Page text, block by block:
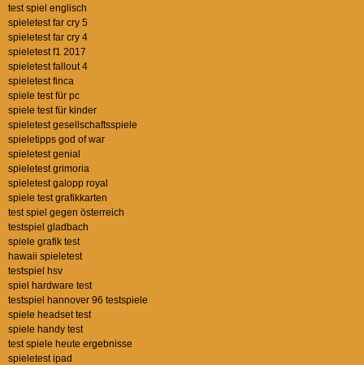
test spiel englisch
spieletest far cry 5
spieletest far cry 4
spieletest f1 2017
spieletest fallout 4
spieletest finca
spiele test für pc
spiele test für kinder
spieletest gesellschaftsspiele
spieletipps god of war
spieletest genial
spieletest grimoria
spieletest galopp royal
spiele test grafikkarten
test spiel gegen österreich
testspiel gladbach
spiele grafik test
hawaii spieletest
testspiel hsv
spiel hardware test
testspiel hannover 96 testspiele
spiele headset test
spiele handy test
test spiele heute ergebnisse
spieletest ipad